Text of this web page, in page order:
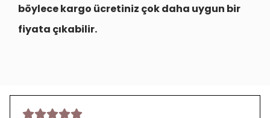
böylece kargo ücretiniz çok daha uygun bir
fiyata çıkabilir.